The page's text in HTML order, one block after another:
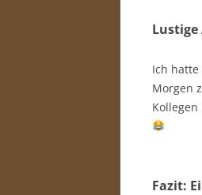
Ich
Morgen
Fazit: